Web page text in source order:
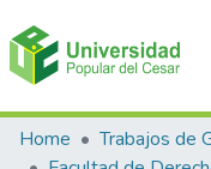
Communities &
Home